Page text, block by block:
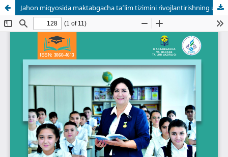
Jahon miqyosida maktabgacha ta’lim tizimini rivojlantirishning ustuvor yo‘nalishlari